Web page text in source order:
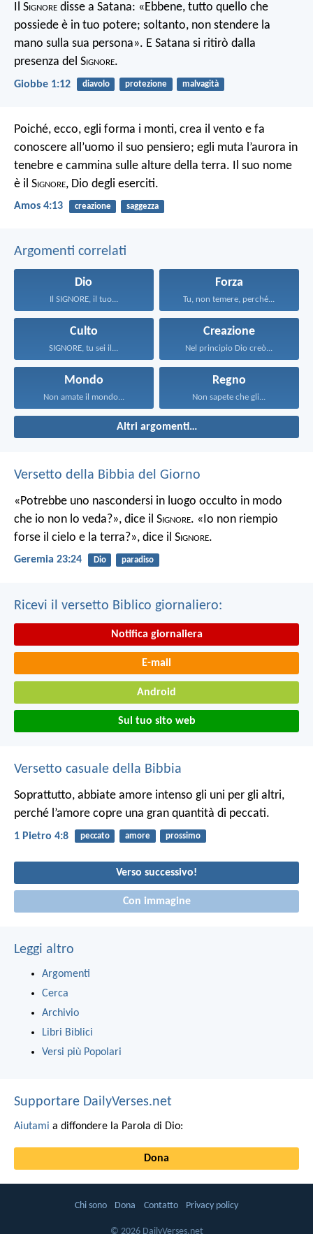
Il Signore disse a Satana: «Ebbene, tutto quello che
possiede è in tuo potere; soltanto, non stendere la
mano sulla sua persona». E Satana si ritirò dalla
presenza del Signore.
Giobbe 1:12 diavolo protezione malvagità
Poiché, ecco, egli forma i monti, crea il vento e fa
conoscere all’uomo il suo pensiero; egli muta l’aurora in
tenebre e cammina sulle alture della terra. Il suo nome
è il Signore, Dio degli eserciti.
Amos 4:13 creazione saggezza
Argomenti correlati
Dio
Il SIGNORE, il tuo...
Forza
Tu, non temere, perché...
Culto
SIGNORE, tu sei il...
Creazione
Nel principio Dio creò...
Mondo
Non amate il mondo...
Regno
Non sapete che gli...
Altri argomenti…
Versetto della Bibbia del Giorno
«Potrebbe uno nascondersi in luogo occulto in modo
che io non lo veda?», dice il Signore. «Io non riempio
forse il cielo e la terra?», dice il Signore.
Geremia 23:24 Dio paradiso
Ricevi il versetto Biblico giornaliero:
Notifica giornaliera
E-mail
Android
Sul tuo sito web
Versetto casuale della Bibbia
Soprattutto, abbiate amore intenso gli uni per gli altri,
perché l’amore copre una gran quantità di peccati.
1 Pietro 4:8 peccato amore prossimo
Verso successivo!
Con immagine
Leggi altro
Argomenti
Cerca
Archivio
Libri Biblici
Versi più Popolari
Supportare DailyVerses.net
Aiutami a diffondere la Parola di Dio:
Dona
Chi sono Dona Contatto Privacy policy
© 2026 DailyVerses.net